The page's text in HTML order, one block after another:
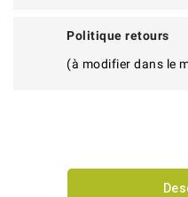
Politique retours
(à modifier dans le